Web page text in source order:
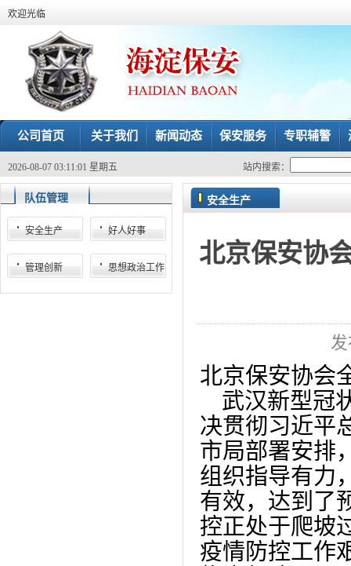
欢迎光临
公司首页 关于我们 新闻动态 保安服务 专职辅警
2026-08-07 03:11:01 星期五 站内搜索：
队伍管理
安全生产 好人好事
管理创新 思想政治工作
安全生产
北京保安协
北京保安协会
武汉新型冠
决贯彻习近平
市局部署安排
组织指导有力
有效，达到了
控正处于爬坡
疫情防控工作